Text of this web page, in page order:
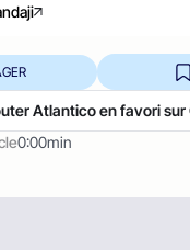
0:00min
Atlantico en favori sur